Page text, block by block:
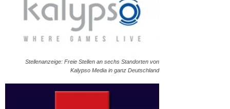
Stellenanzeige: Freie Stellen an sechs Standorten von
Kalypso Media in ganz Deutschland